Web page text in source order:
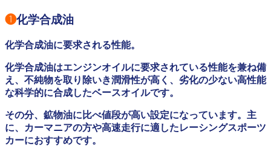
❶化学合成油
化学合成油に要求される性能。
化学合成油はエンジンオイルに要求されている性能を兼ね備
え、不純物を取り除いき潤滑性が高く、劣化の少ない高性能
な科学的に合成したベースオイルです。
その分、鉱物油に比べ値段が高い設定になっています。主
に、カーマニアの方や高速走行に適したレーシングスポーツ
カーにおすすめです。